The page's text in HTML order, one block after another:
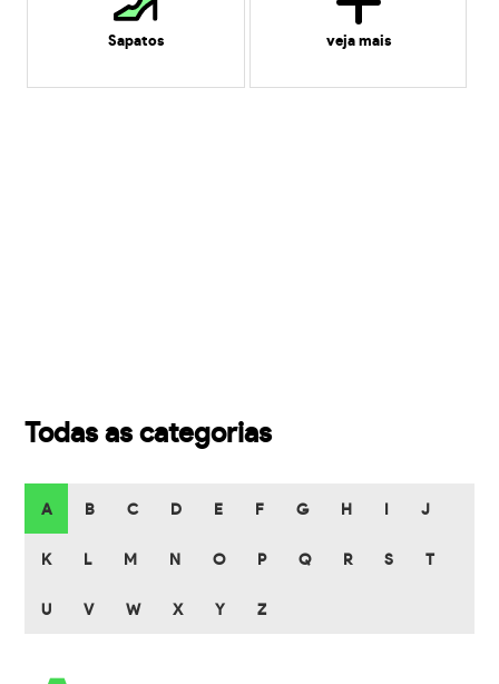
Sapatos veja mais
Todas as categorias
A B C D E F G H J
K L M N O P Q R S T
U V W X Y Z